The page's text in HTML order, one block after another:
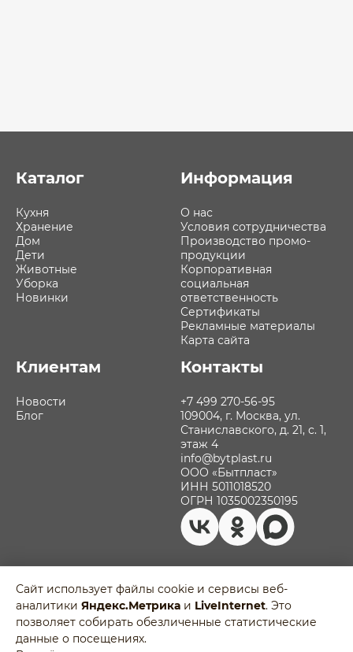
Каталог
Кухня
Хранение
Дом
Дети
Животные
Уборка
Новинки
Информация
О нас
Условия сотрудничества
Производство промо-
продукции
Корпоративная
социальная
ответственность
Сертификаты
Рекламные материалы
Карта сайта
Клиентам
Новости
Блог
Контакты
+7 499 270-56-95
109004, г. Москва, ул.
Станиславского, д. 21, с. 1,
этаж 4
info@bytplast.ru
ООО «Бытпласт»
ИНН 5011018520
ОГРН 1035002350195
Политика обработки персональных
данных
Пользовательское соглашение
Сайт использует файлы cookie и сервисы веб-
аналитики Яндекс.Метрика и LiveInternet. Это
позволяет собирать обезличенные статистические
данные о посещениях.